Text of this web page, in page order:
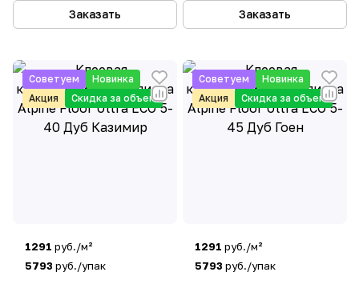
Заказать Заказать
Советуем
Новинка
Акция
Скидка за объем
1291 руб./м²
5793 руб./упак
Советуем
Новинка
Акция
Скидка за объем
1291 руб./м²
5793 руб./упак